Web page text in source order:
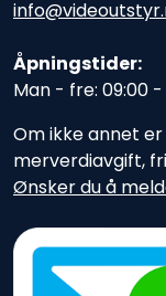
Åpningstider:
Man - fre: 09:00 -
Om ikke annet
merverdiavgift,
Ønsker du å